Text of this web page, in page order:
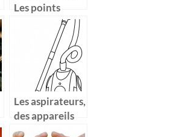
Les points
positifs du
jardinage
Les aspirateurs,
des appareils
de nettoyage